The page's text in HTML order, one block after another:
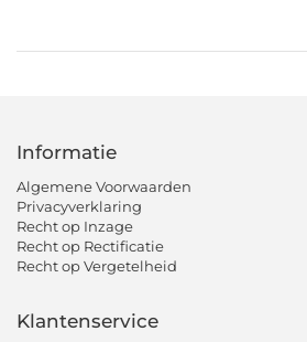
Informatie
Algemene Voorwaarden
Privacyverklaring
Recht op Inzage
Recht op Rectificatie
Recht op Vergetelheid
Klantenservice